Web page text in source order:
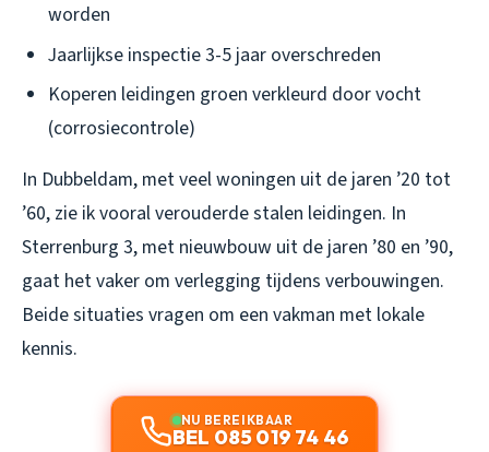
worden
Jaarlijkse inspectie 3-5 jaar overschreden
Koperen leidingen groen verkleurd door vocht
(corrosiecontrole)
In Dubbeldam, met veel woningen uit de jaren ’20 tot
’60, zie ik vooral verouderde stalen leidingen. In
Sterrenburg 3, met nieuwbouw uit de jaren ’80 en ’90,
gaat het vaker om verlegging tijdens verbouwingen.
Beide situaties vragen om een vakman met lokale
kennis.
NU BEREIKBAAR
BEL 085 019 74 46